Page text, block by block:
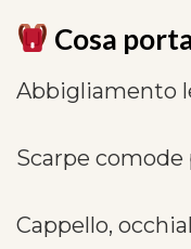
Cosa
Abbigliamento
Scarpe
Cappello,